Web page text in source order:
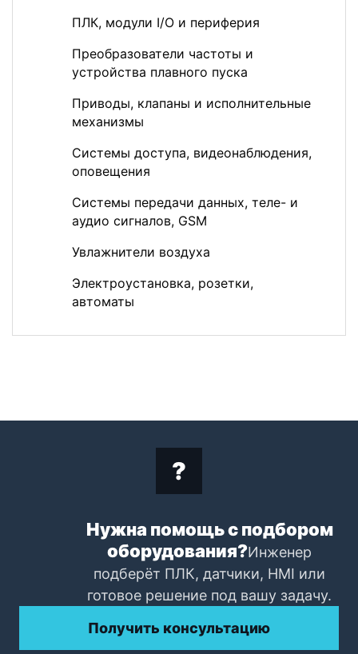
ПЛК, модули I/O и периферия
Преобразователи частоты и
устройства плавного пуска
Приводы, клапаны и исполнительные
механизмы
Системы доступа, видеонаблюдения,
оповещения
Системы передачи данных, теле- и
аудио сигналов, GSM
Увлажнители воздуха
Электроустановка, розетки,
автоматы
Нужна помощь с подбором
оборудования?Инженер
подберёт ПЛК, датчики, HMI или
готовое решение под вашу задачу.
Получить консультацию